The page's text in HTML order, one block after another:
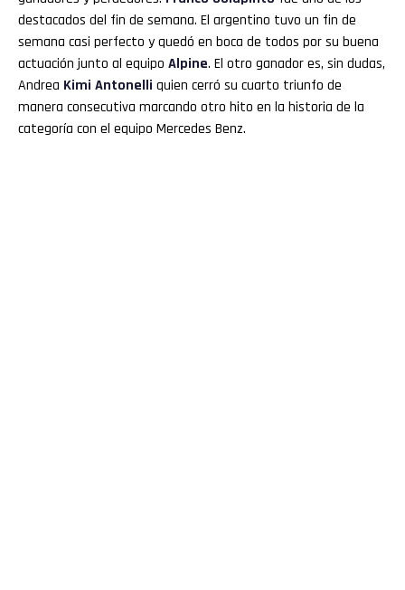
destacados del fin de semana. El argentino tuvo un fin de
semana casi perfecto y quedó en boca de todos por su buena
actuación junto al equipo Alpine. El otro ganador es, sin dudas,
Andrea Kimi Antonelli quien cerró su cuarto triunfo de
manera consecutiva marcando otro hito en la historia de la
categoría con el equipo Mercedes Benz.